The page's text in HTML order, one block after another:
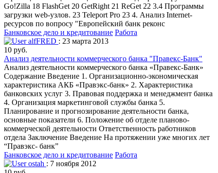
Go!Zilla 18 FlashGet 20 GetRight 21 ReGet 22 3.4 Программы
загрузки web-узлов. 23 Teleport Pro 23 4. Анализ Internet-
ресурсов по вопросу "Европейский банк реконс
Банковское дело и кредитование Работа
alfFRED : 23 марта 2013
10 руб.
Анализ деятельности коммерческого банка "Правекс-Банк"
Анализ деятельности коммерческого банка «Правекс-Банк»
Содержание Введение 1. Организационно-экономическая
характеристика АКБ «Правэкс-банк» 2. Характеристика
банковских услуг 3. Правовая поддержка и менеджмент банка
4. Организация маркетинговой службы банка 5.
Планирование и прогнозирование деятельности банка,
основные показатели 6. Положение об отделе планово-
коммерческой деятельности Ответственность работников
отдела Заключение Введение На протяжении уже многих лет
“Правэкс- банк”
Банковское дело и кредитование Работа
ostah : 7 ноября 2012